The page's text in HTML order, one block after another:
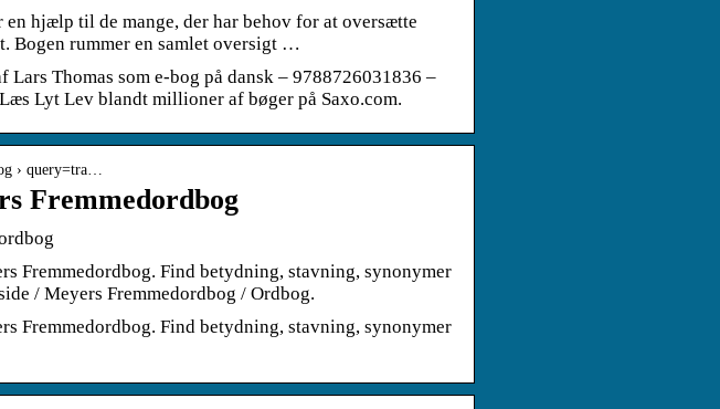
hjælp til de mange, der har behov for at oversætte
Bogen rummer en samlet oversigt …
Thomas som e-bog på dansk – 9788726031836 –
Lyt Lev blandt millioner af bøger på Saxo.com.
› query=tra…
Fremmedordbog
Fremmedordbog. Find betydning, stavning, synonymer
/ Meyers Fremmedordbog / Ordbog.
Fremmedordbog. Find betydning, stavning, synonymer